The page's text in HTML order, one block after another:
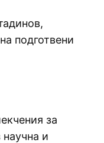
подготвени
за
и